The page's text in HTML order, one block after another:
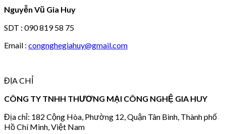
Nguyễn Vũ Gia Huy
SDT : 090 819 58 75
Email : congnghegiahuy@gmail.com
ĐỊA CHỈ
CÔNG TY TNHH THƯƠNG MẠI CÔNG NGHỆ GIA HUY
Địa chỉ: 182 Cộng Hòa, Phường 12, Quận Tân Bình, Thành phố
Hồ Chí Minh, Việt Nam